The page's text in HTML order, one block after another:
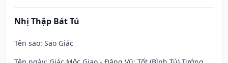
Nhị Thập Bát Tú
Tên sao: Sao Giác